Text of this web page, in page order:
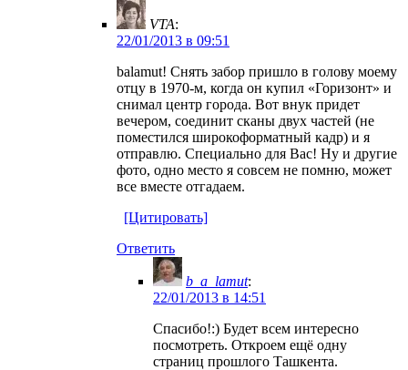
VTA:
22/01/2013 в 09:51
balamut! Снять забор пришло в голову моему
отцу в 1970-м, когда он купил «Горизонт» и
снимал центр города. Вот внук придет
вечером, соединит сканы двух частей (не
поместился широкоформатный кадр) и я
отправлю. Специально для Вас! Ну и другие
фото, одно место я совсем не помню, может
все вместе отгадаем.
[Цитировать]
Ответить
b_a_lamut:
22/01/2013 в 14:51
Спасибо!:) Будет всем интересно
посмотреть. Откроем ещё одну
страниц прошлого Ташкента.